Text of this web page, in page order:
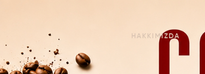
HAKKIMIZDA